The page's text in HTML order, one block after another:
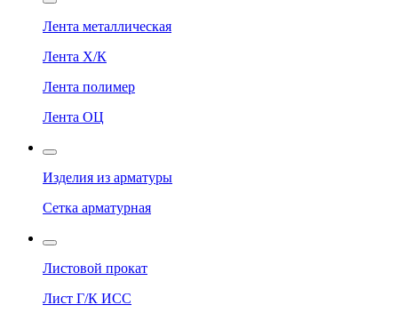
Лента металлическая
Лента Х/К
Лента полимер
Лента ОЦ
Изделия из арматуры
Сетка арматурная
Листовой прокат
Лист Г/К ИСС